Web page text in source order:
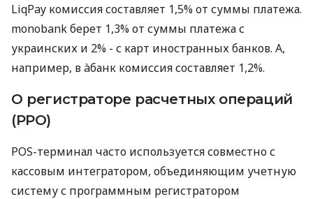
LiqPay комиссия составляет 1,5% от суммы платежа.
monobank берет 1,3% от суммы платежа с
украинских и 2% - с карт иностранных банков. А,
например, в àбанк комиссия составляет 1,2%.
О регистраторе расчетных операций
(РРО)
POS-терминал часто используется совместно с
кассовым интегратором, объединяющим учетную
систему с программным регистратором